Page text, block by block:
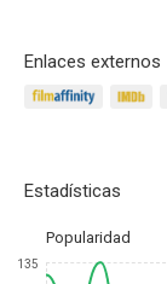
Enlaces externos
Estadísticas
Popularidad
135